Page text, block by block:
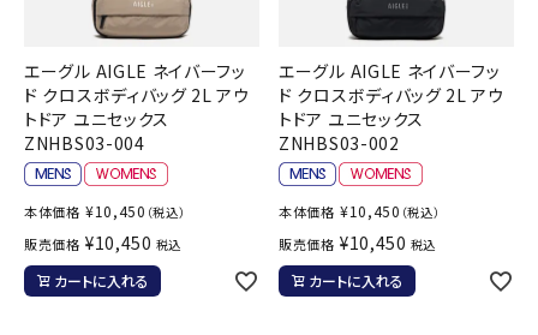
エーグル AIGLE ネイバーフッ
ド クロスボディバッグ 2L アウ
トドア ユニセックス
ZNHBS03-004
本体価格 ¥10,450 （税込）
販売価格 ¥10,450 税込
カートに入れる
エーグル AIGLE ネイバーフッ
ド クロスボディバッグ 2L アウ
トドア ユニセックス
ZNHBS03-002
本体価格 ¥10,450 （税込）
販売価格 ¥10,450 税込
カートに入れる